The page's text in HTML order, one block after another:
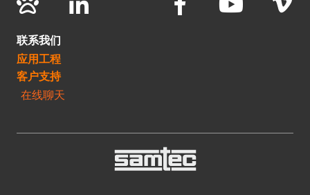
联系我们
应用工程
客户支持
在线聊天